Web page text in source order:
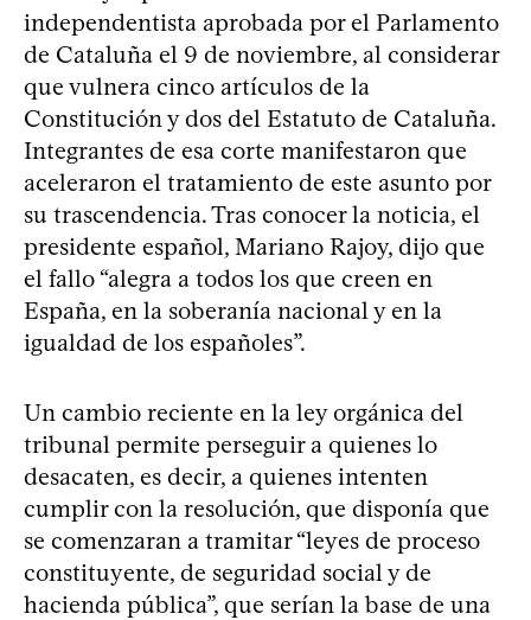
independentista aprobada por el Parlamento
de Cataluña el 9 de noviembre, al considerar
que vulnera cinco artículos de la
Constitución y dos del Estatuto de Cataluña.
Integrantes de esa corte manifestaron que
aceleraron el tratamiento de este asunto por
su trascendencia. Tras conocer la noticia, el
presidente español, Mariano Rajoy, dijo que
el fallo “alegra a todos los que creen en
España, en la soberanía nacional y en la
igualdad de los españoles”.
Un cambio reciente en la ley orgánica del
tribunal permite perseguir a quienes lo
desacaten, es decir, a quienes intenten
cumplir con la resolución, que disponía que
se comenzaran a tramitar “leyes de proceso
constituyente, de seguridad social y de
hacienda pública”, que serían la base de una